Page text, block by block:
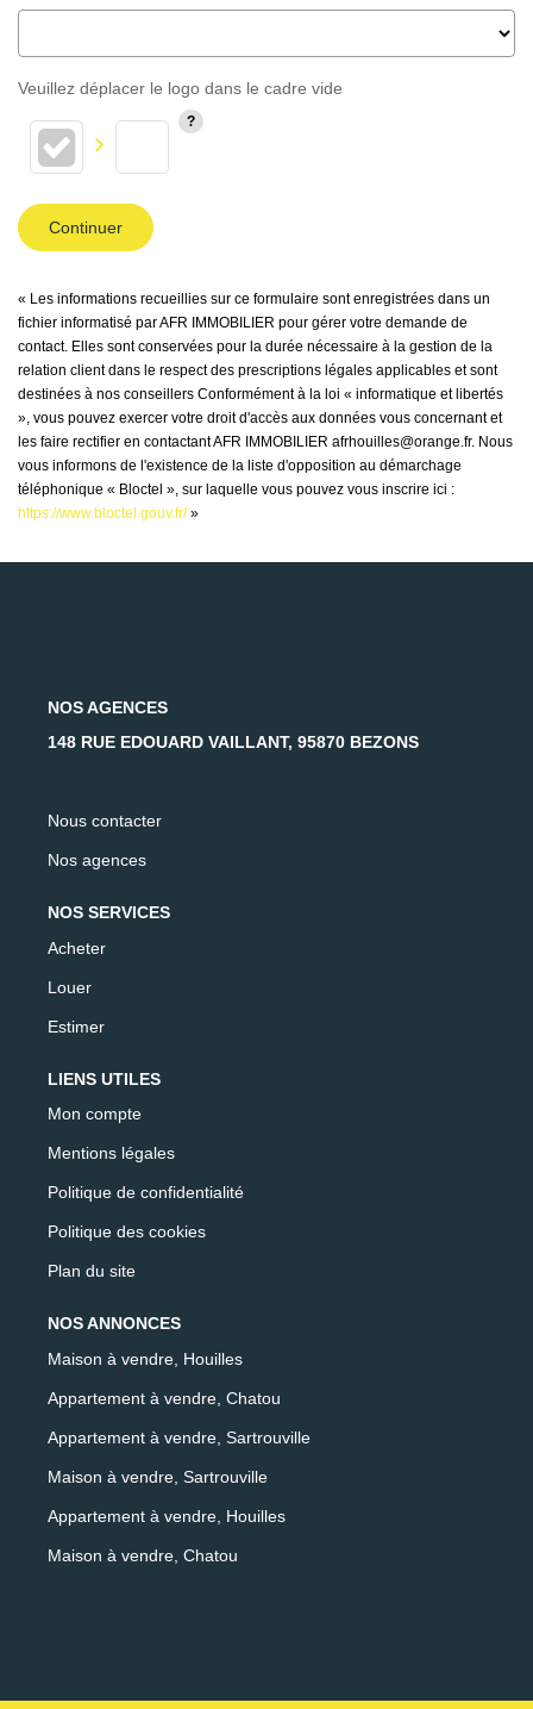
Veuillez déplacer le logo dans le cadre vide
Continuer
« Les informations recueillies sur ce formulaire sont enregistrées dans un
fichier informatisé par AFR IMMOBILIER pour gérer votre demande de
contact. Elles sont conservées pour la durée nécessaire à la gestion de la
relation client dans le respect des prescriptions légales applicables et sont
destinées à nos conseillers Conformément à la loi « informatique et libertés
», vous pouvez exercer votre droit d'accès aux données vous concernant et
les faire rectifier en contactant AFR IMMOBILIER afrhouilles@orange.fr. Nous
vous informons de l'existence de la liste d'opposition au démarchage
téléphonique « Bloctel », sur laquelle vous pouvez vous inscrire ici :
https://www.bloctel.gouv.fr/»
NOS AGENCES
148 RUE EDOUARD VAILLANT, 95870 BEZONS
Nous contacter
Nos agences
NOS SERVICES
Acheter
Louer
Estimer
LIENS UTILES
Mon compte
Mentions légales
Politique de confidentialité
Politique des cookies
Plan du site
NOS ANNONCES
Maison à vendre, Houilles
Appartement à vendre, Chatou
Appartement à vendre, Sartrouville
Maison à vendre, Sartrouville
Appartement à vendre, Houilles
Maison à vendre, Chatou